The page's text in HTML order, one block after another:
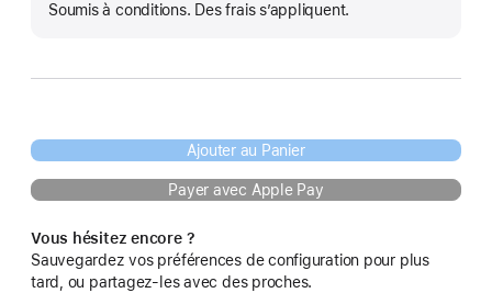
Soumis à conditions. Des frais s’appliquent.
Ajouter au Panier
Payer avec Apple Pay
Vous hésitez encore ?
Sauvegardez vos préférences de configuration pour plus
tard, ou partagez-les avec des proches.